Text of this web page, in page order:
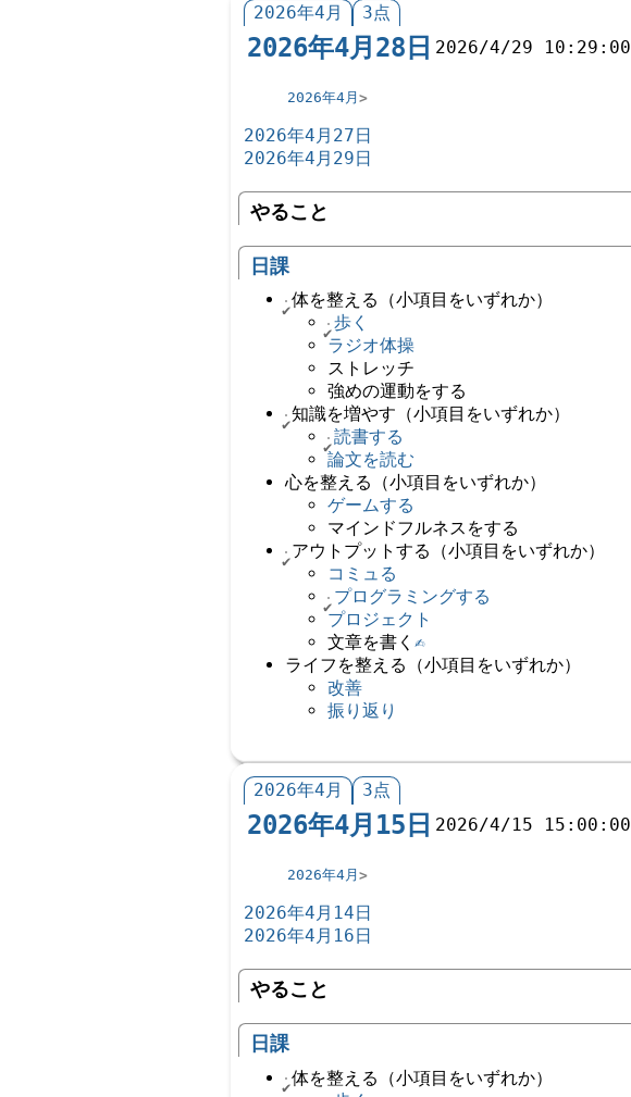
2026年4月 3点
2026年4月28日 2026/4/29 10:29:00
2026年4月
2026年4月27日
2026年4月29日
やること
日課
体を整える（小項目をいずれか）
歩く
ラジオ体操
ストレッチ
強めの運動をする
知識を増やす（小項目をいずれか）
読書する
論文を読む
心を整える（小項目をいずれか）
ゲームする
マインドフルネスをする
アウトプットする（小項目をいずれか）
コミュる
プログラミングする
プロジェクト
文章を書く ✍️
ライフを整える（小項目をいずれか）
改善
振り返り
2026年4月 3点
2026年4月15日 2026/4/15 15:00:00
2026年4月
2026年4月14日
2026年4月16日
やること
日課
体を整える（小項目をいずれか）